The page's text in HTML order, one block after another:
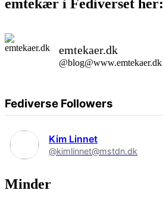
emtekær i Fediverset her:
emtekaer.dk
@blog@www.emtekaer.dk
Fediverse Followers
Kim Linnet
@kimlinnet@mstdn.dk
Minder